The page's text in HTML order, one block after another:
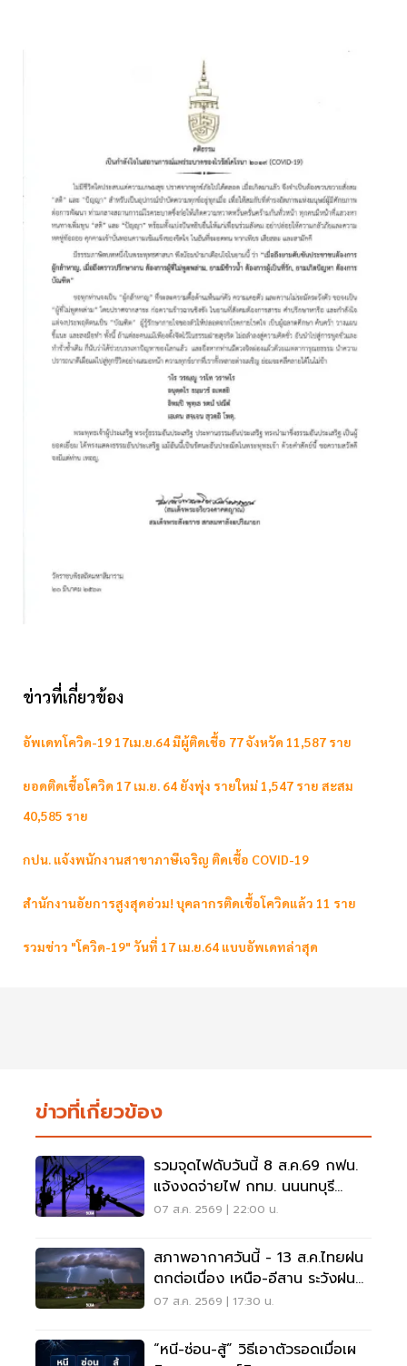
ข่าวที่เกี่ยวข้อง
อัพเดทโควิด-19 17เม.ย.64 มีผู้ติดเชื้อ 77 จังหวัด 11,587 ราย
ยอดติดเชื้อโควิด 17 เม.ย. 64 ยังพุ่ง รายใหม่ 1,547 ราย สะสม
40,585 ราย
กปน. แจ้งพนักงานสาขาภาษีเจริญ ติดเชื้อ COVID-19
สำนักงานอัยการสูงสุดอ่วม! บุคลากรติดเชื้อโควิดแล้ว 11 ราย
รวมข่าว "โควิด-19" วันที่ 17 เม.ย.64 แบบอัพเดทล่าสุด
ข่าวที่เกี่ยวข้อง
รวมจุดไฟดับวันนี้ 8 ส.ค.69 กฟน.
แจ้งงดจ่ายไฟ กทม. นนนทบุรี
สมุทรปราการ
07 ส.ค. 2569 | 22:00 น.
สภาพอากาศวันนี้ - 13 ส.ค.ไทยฝน
ตกต่อเนื่อง เหนือ-อีสาน ระวังฝน
ตกหนักมากบางแห่ง
07 ส.ค. 2569 | 17:30 น.
“หนี-ซ่อน-สู้” วิธีเอาตัวรอดเมื่อเผ